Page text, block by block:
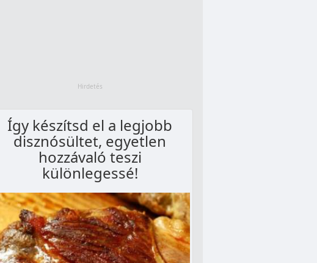
Így készítsd el a legjobb
disznósültet, egyetlen
hozzávaló teszi
különlegessé!